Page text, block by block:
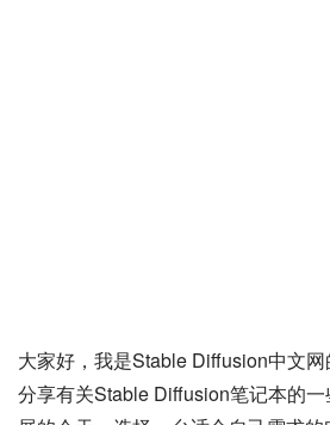
大家好，我是Stable Diffusion中文
分享有关Stable Diffusion笔记本的